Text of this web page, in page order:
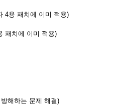
4용 패치에 이미 적용)
패치에 이미 적용)
해하는 문제 해결)